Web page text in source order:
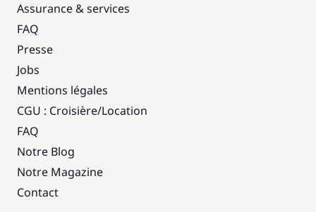
Assurance & services
FAQ
Presse
Jobs
Mentions légales
CGU : Croisière/Location
FAQ
Notre Blog
Notre Magazine
Contact